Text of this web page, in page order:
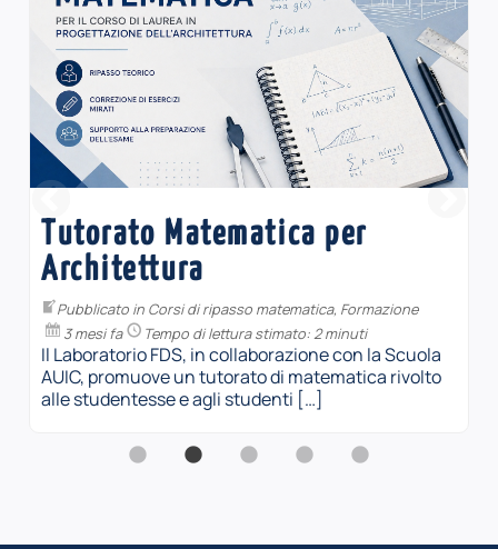
MATEC4Girls (2026)
Pubblicato in Matec,Sperimentazione
In occasione della Giornata internazionale delle
Donne nella Matematica, che si celebra il 12
maggio, il laboratorio FDS invita le […]